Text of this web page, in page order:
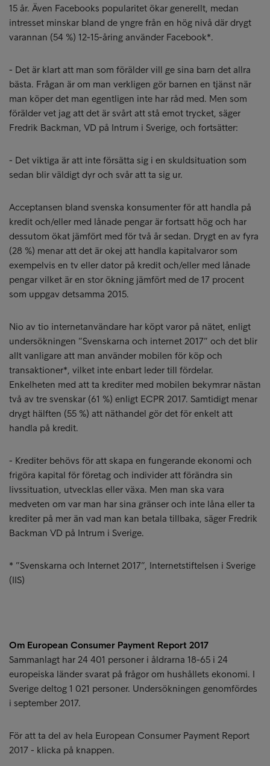
15 år. Även Facebooks popularitet ökar generellt, medan
intresset minskar bland de yngre från en hög nivå där drygt
varannan (54 %) 12-15-åring använder Facebook*.
- Det är klart att man som förälder vill ge sina barn det allra
bästa. Frågan är om man verkligen gör barnen en tjänst när
man köper det man egentligen inte har råd med. Men som
förälder vet jag att det är svårt att stå emot trycket, säger
Fredrik Backman, VD på Intrum i Sverige, och fortsätter:
- Det viktiga är att inte försätta sig i en skuldsituation som
sedan blir väldigt dyr och svår att ta sig ur.
Acceptansen bland svenska konsumenter för att handla på
kredit och/eller med lånade pengar är fortsatt hög och har
dessutom ökat jämfört med för två år sedan. Drygt en av fyra
(28 %) menar att det är okej att handla kapitalvaror som
exempelvis en tv eller dator på kredit och/eller med lånade
pengar vilket är en stor ökning jämfört med de 17 procent
som uppgav detsamma 2015.
Nio av tio internetanvändare har köpt varor på nätet, enligt
undersökningen ”Svenskarna och internet 2017” och det blir
allt vanligare att man använder mobilen för köp och
transaktioner*, vilket inte enbart leder till fördelar.
Enkelheten med att ta krediter med mobilen bekymrar nästan
två av tre svenskar (61 %) enligt ECPR 2017. Samtidigt menar
drygt hälften (55 %) att näthandel gör det för enkelt att
handla på kredit.
- Krediter behövs för att skapa en fungerande ekonomi och
frigöra kapital för företag och individer att förändra sin
livssituation, utvecklas eller växa. Men man ska vara
medveten om var man har sina gränser och inte låna eller ta
krediter på mer än vad man kan betala tillbaka, säger Fredrik
Backman VD på Intrum i Sverige.
* ”Svenskarna och Internet 2017”, Internetstiftelsen i Sverige
(IIS)
Om European Consumer Payment Report 2017
Sammanlagt har 24 401 personer i åldrarna 18-65 i 24
europeiska länder svarat på frågor om hushållets ekonomi. I
Sverige deltog 1 021 personer. Undersökningen genomfördes
i september 2017.
För att ta del av hela European Consumer Payment Report
2017 - klicka på knappen.